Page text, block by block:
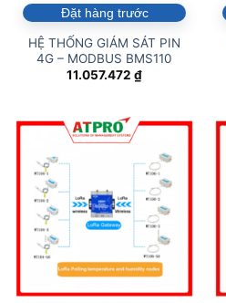
Đặt hàng trước
HỆ THỐNG GIÁM SÁT PIN
4G – MODBUS BMS110
11.057.472 ₫